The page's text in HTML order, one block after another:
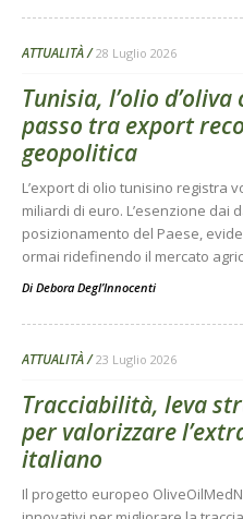
ATTUALITÀ 28 Luglio 2026
Tunisia, l’olio
passo tra export
geopolitica
L’export di olio tunisino registra
miliardi di euro. L’esenzione dai
posizionamento del Paese,
ormai ridefinendo il mercato
Di Debora Degl’Innocenti
ATTUALITÀ 23 Luglio 2026
Tracciabilità, leva
per valorizzare
italiano
Il progetto europeo